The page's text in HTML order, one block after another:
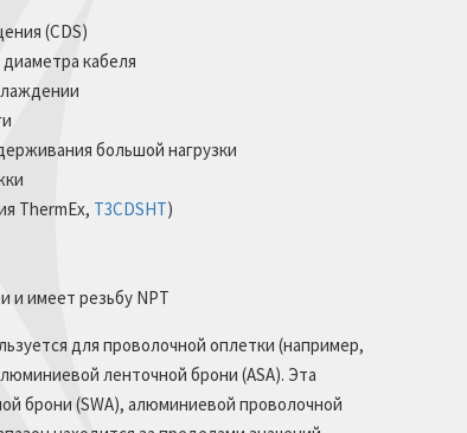
(CDS)
кабеля
большой нагрузки
ThermEx, T3CDSHT)
и имеет резьбу NPT
для проволочной оплетки (например,
ленточной брони (ASA). Эта
брони (SWA), алюминиевой проволочной